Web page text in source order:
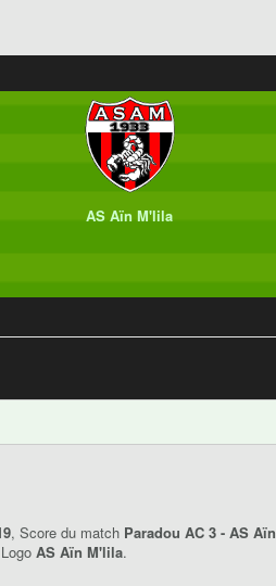
AS Aïn M'lila
, Score du match Paradou AC 3 - AS Aïn
AS Aïn M'lila.